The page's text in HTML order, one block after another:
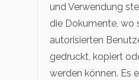
und Verwendung
die Dokumente, wo
autorisierten
gedruckt, kopiert
werden können. Es